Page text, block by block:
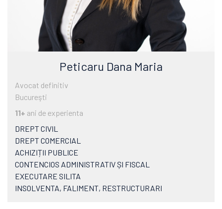
Peticaru Dana Maria
Avocat definitiv
Bucureşti
11+ ani de experienta
DREPT CIVIL
DREPT COMERCIAL
ACHIZIȚII PUBLICE
CONTENCIOS ADMINISTRATIV ȘI FISCAL
EXECUTARE SILITA
INSOLVENTA, FALIMENT, RESTRUCTURARI